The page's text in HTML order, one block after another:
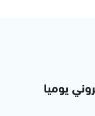
يوميا